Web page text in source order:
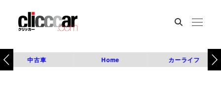
中古車 Home カーライフ